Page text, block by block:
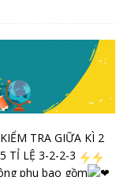
TRA GIỮA KÌ 2
TỈ LỆ 3-2-2-3
phu bao gồm